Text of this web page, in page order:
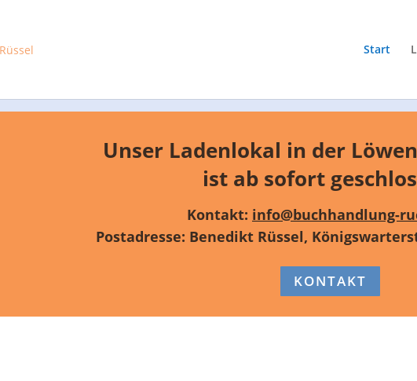
Start
Unser Ladenlokal in der
ist ab sofort
Kontakt: info@buchhandlung-
Postadresse: Benedikt Rüssel,
KONTAKT